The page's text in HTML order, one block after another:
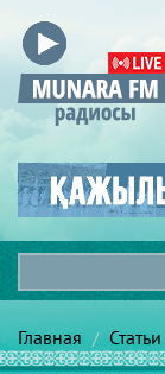
Главная Статьи